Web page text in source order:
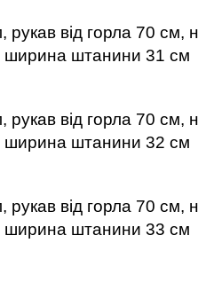
від горла 70 см,
ширина штанини 31 см
від горла 70 см,
ширина штанини 32 см
від горла 70 см,
ширина штанини 33 см